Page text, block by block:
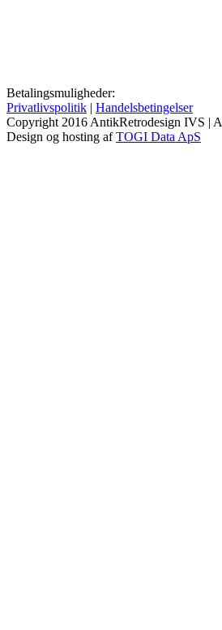
Betalingsmuligheder:
Privatlivspolitik | Handelsbetingelser
Copyright 2016 AntikRetrodesign IVS |
Design og hosting afTOGI Data ApS